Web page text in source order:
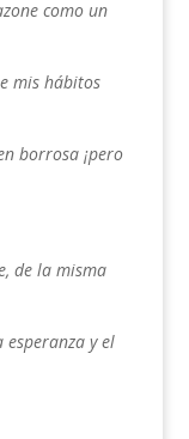
como un
mis hábitos
borrosa ¡pero
de la misma
esperanza y el